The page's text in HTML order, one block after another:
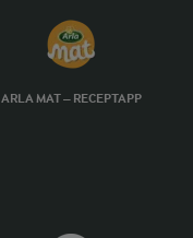
ARLA MAT – RECEPTAPP